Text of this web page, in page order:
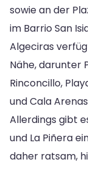
sowie an der
im Barrio San
Algeciras
Nähe, darunter
Rinconcillo,
und Cala
Allerdings gibt
und La Piñera
daher ratsam,